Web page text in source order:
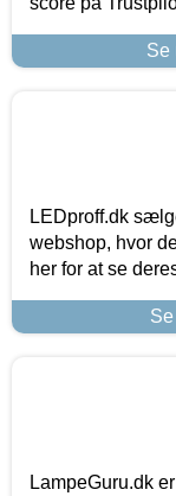
Se
LEDproff.dk
webshop, hvor
her for at se
LampeGuru.dk